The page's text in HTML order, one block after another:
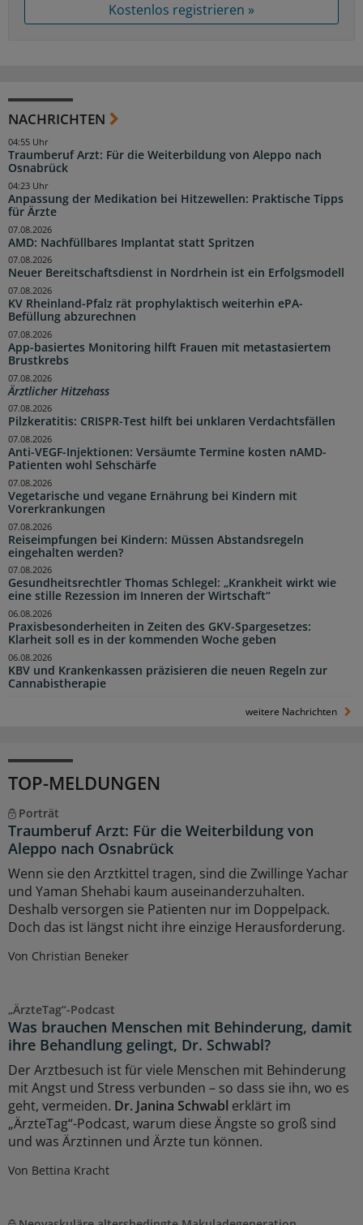
Kostenlos registrieren »
NACHRICHTEN
Traumberuf Arzt: Für die Weiterbildung von Aleppo nach
Osnabrück
04:55 Uhr
Anpassung der Medikation bei Hitzewellen: Praktische Tipps
für Ärzte
04:23 Uhr
AMD: Nachfüllbares Implantat statt Spritzen
07.08.2026
Neuer Bereitschaftsdienst in Nordrhein ist ein Erfolgsmodell
07.08.2026
KV Rheinland-Pfalz rät prophylaktisch weiterhin ePA-
Befüllung abzurechnen
07.08.2026
App-basiertes Monitoring hilft Frauen mit metastasiertem
Brustkrebs
07.08.2026
Ärztlicher Hitzehass
07.08.2026
Pilzkeratitis: CRISPR-Test hilft bei unklaren Verdachtsfällen
07.08.2026
Anti-VEGF-Injektionen: Versäumte Termine kosten nAMD-
Patienten wohl Sehschärfe
07.08.2026
Vegetarische und vegane Ernährung bei Kindern mit
Vorerkrankungen
07.08.2026
Reiseimpfungen bei Kindern: Müssen Abstandsregeln
eingehalten werden?
07.08.2026
Gesundheitsrechtler Thomas Schlegel: „Krankheit wirkt wie
eine stille Rezession im Inneren der Wirtschaft“
07.08.2026
Praxisbesonderheiten in Zeiten des GKV-Spargesetzes:
Klarheit soll es in der kommenden Woche geben
06.08.2026
KBV und Krankenkassen präzisieren die neuen Regeln zur
Cannabistherapie
06.08.2026
weitere Nachrichten
TOP-MELDUNGEN
Porträt
Traumberuf Arzt: Für die Weiterbildung von
Aleppo nach Osnabrück
Wenn sie den Arztkittel tragen, sind die Zwillinge Yachar
und Yaman Shehabi kaum auseinanderzuhalten.
Deshalb versorgen sie Patienten nur im Doppelpack.
Doch das ist längst nicht ihre einzige Herausforderung.
Von Christian Beneker
„ÄrzteTag“-Podcast
Was brauchen Menschen mit Behinderung, damit
ihre Behandlung gelingt, Dr. Schwabl?
Der Arztbesuch ist für viele Menschen mit Behinderung
mit Angst und Stress verbunden – so dass sie ihn, wo es
geht, vermeiden. Dr. Janina Schwabl erklärt im
„ÄrzteTag“-Podcast, warum diese Ängste so groß sind
und was Ärztinnen und Ärzte tun können.
Von Bettina Kracht